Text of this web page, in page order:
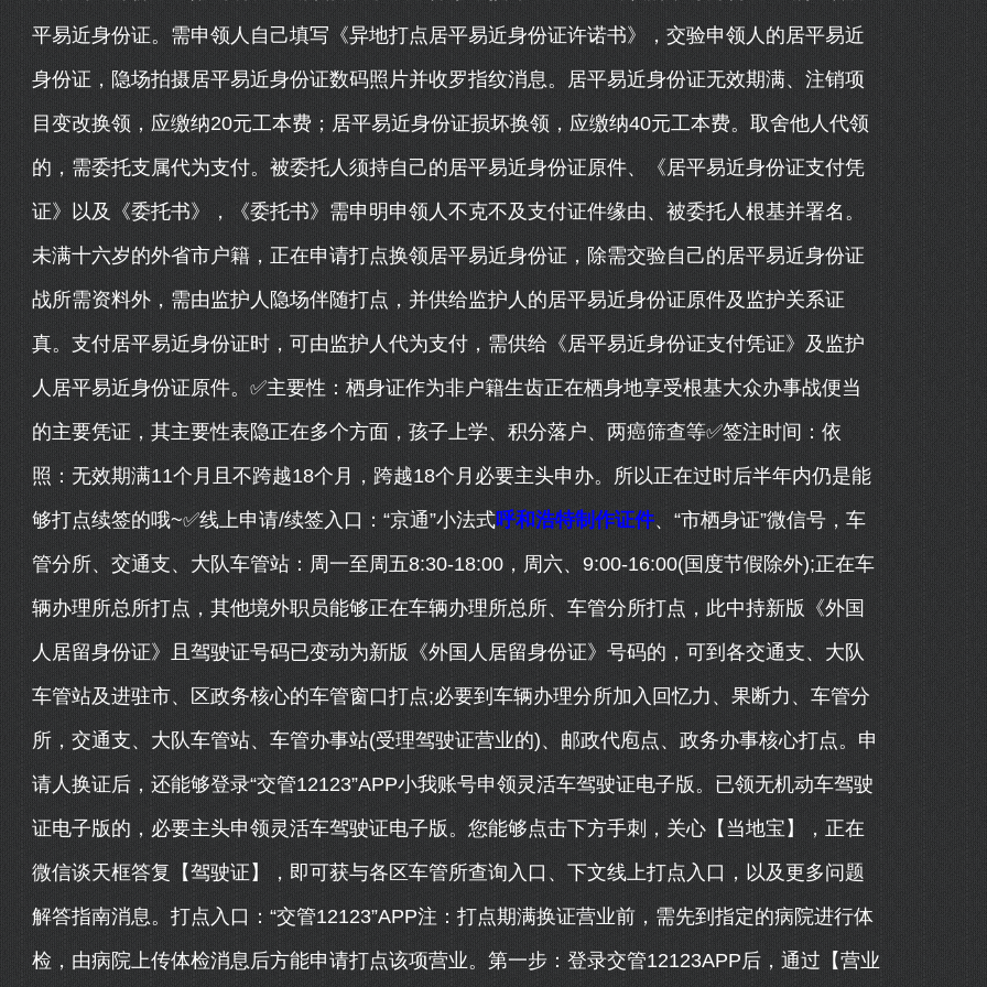
平易近身份证。需申领人自己填写《异地打点居平易近身份证许诺书》，交验申领人的居平易近
身份证，隐场拍摄居平易近身份证数码照片并收罗指纹消息。居平易近身份证无效期满、注销项
目变改换领，应缴纳20元工本费；居平易近身份证损坏换领，应缴纳40元工本费。取舍他人代领
的，需委托支属代为支付。被委托人须持自己的居平易近身份证原件、《居平易近身份证支付凭
证》以及《委托书》，《委托书》需申明申领人不克不及支付证件缘由、被委托人根基并署名。
未满十六岁的外省市户籍，正在申请打点换领居平易近身份证，除需交验自己的居平易近身份证
战所需资料外，需由监护人隐场伴随打点，并供给监护人的居平易近身份证原件及监护关系证
真。支付居平易近身份证时，可由监护人代为支付，需供给《居平易近身份证支付凭证》及监护
人居平易近身份证原件。✅主要性：栖身证作为非户籍生齿正在栖身地享受根基大众办事战便当
的主要凭证，其主要性表隐正在多个方面，孩子上学、积分落户、两癌筛查等✅签注时间：依
照：无效期满11个月且不跨越18个月，跨越18个月必要主头申办。所以正在过时后半年内仍是能
够打点续签的哦~✅线上申请/续签入口：“京通”小法式呼和浩特制作证件、“市栖身证”微信号，车
管分所、交通支、大队车管站：周一至周五8:30-18:00，周六、9:00-16:00(国度节假除外);正在车
辆办理所总所打点，其他境外职员能够正在车辆办理所总所、车管分所打点，此中持新版《外国
人居留身份证》且驾驶证号码已变动为新版《外国人居留身份证》号码的，可到各交通支、大队
车管站及进驻市、区政务核心的车管窗口打点;必要到车辆办理分所加入回忆力、果断力、车管分
所，交通支、大队车管站、车管办事站(受理驾驶证营业的)、邮政代庖点、政务办事核心打点。申
请人换证后，还能够登录“交管12123”APP小我账号申领灵活车驾驶证电子版。已领无机动车驾驶
证电子版的，必要主头申领灵活车驾驶证电子版。您能够点击下方手刺，关心【当地宝】，正在
微信谈天框答复【驾驶证】，即可获与各区车管所查询入口、下文线上打点入口，以及更多问题
解答指南消息。打点入口：“交管12123”APP注：打点期满换证营业前，需先到指定的病院进行体
检，由病院上传体检消息后方能申请打点该项营业。第一步：登录交管12123APP后，通过【营业